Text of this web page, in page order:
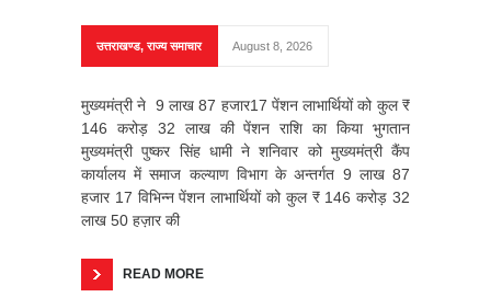
उत्तराखण्ड,राज्य समाचार August 8, 2026
मुख्यमंत्री ने 9 लाख 87 हजार17 पेंशन लाभार्थियों को कुल ₹
146 करोड़ 32 लाख की पेंशन राशि का किया भुगतान
मुख्यमंत्री पुष्कर सिंह धामी ने शनिवार को मुख्यमंत्री कैंप
कार्यालय में समाज कल्याण विभाग के अन्तर्गत 9 लाख 87
हजार 17 विभिन्न पेंशन लाभार्थियों को कुल ₹ 146 करोड़ 32
लाख 50 हज़ार की
READ MORE